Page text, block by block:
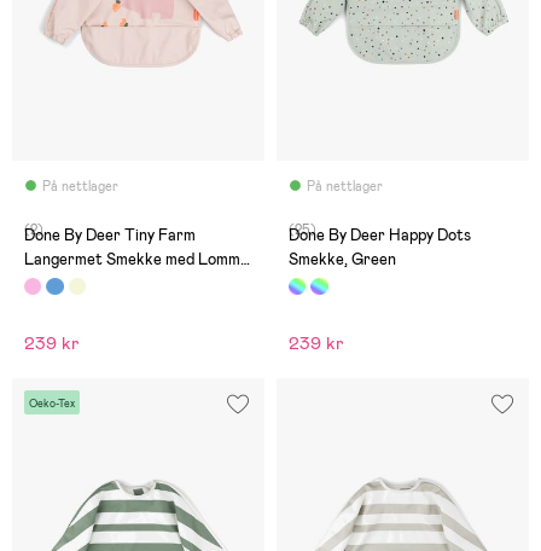
På nettlager
(2)
Done By Deer Tiny Farm
Langermet Smekke med Lomme,
Powder
239 kr
På nettlager
(25)
Done By Deer Happy Dots
Smekke, Green
239 kr
Oeko-Tex